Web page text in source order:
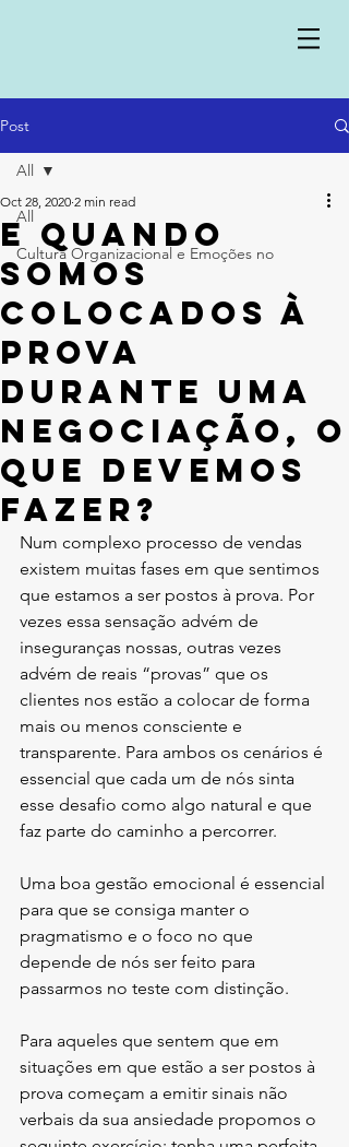
Post
All
Cultura Organizacional e Emoções no
All
E quando
somos
colocados à
prova
durante uma
negociação, o
que devemos
fazer?
Oct 28, 2020 2 min read
Num complexo processo de vendas
existem muitas fases em que sentimos
que estamos a ser postos à prova. Por
vezes essa sensação advém de
inseguranças nossas, outras vezes
advém de reais “provas” que os
clientes nos estão a colocar de forma
mais ou menos consciente e
transparente. Para ambos os cenários é
essencial que cada um de nós sinta
esse desafio como algo natural e que
faz parte do caminho a percorrer.
Uma boa gestão emocional é essencial
para que se consiga manter o
pragmatismo e o foco no que
depende de nós ser feito para
passarmos no teste com distinção.
Para aqueles que sentem que em
situações em que estão a ser postos à
prova começam a emitir sinais não
verbais da sua ansiedade propomos o